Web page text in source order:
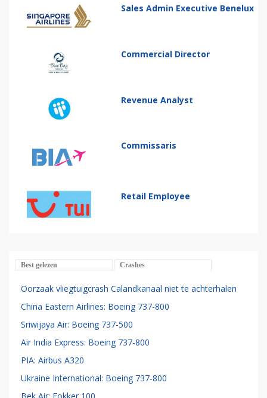
Sales Admin Executive Benelux
Commercial Director
Revenue Analyst
Commissaris
Retail Employee
Best gelezen Crashes
Oorzaak vliegtuigcrash Calandkanaal niet te achterhalen
China Eastern Airlines: Boeing 737-800
Sriwijaya Air: Boeing 737-500
Air India Express: Boeing 737-800
PIA: Airbus A320
Ukraine International: Boeing 737-800